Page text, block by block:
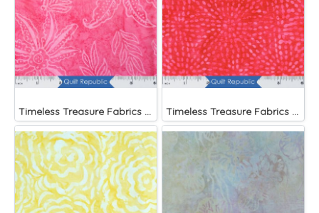
Timeless Treasure Fabrics Tonga Batiks Splash Brightside Pink Scalloped Flower Timeless Treasure Fabrics Tonga Batiks Liberty Fireworks Stripes